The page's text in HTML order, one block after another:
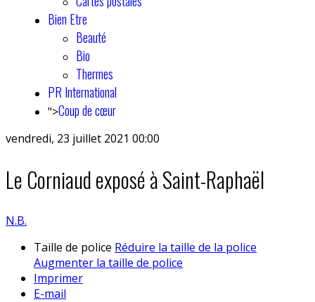
Bien Etre
Beauté
Bio
Thermes
PR International
">Coup de cœur
vendredi, 23 juillet 2021 00:00
Le Corniaud exposé à Saint-Raphaël
N.B.
Taille de police Réduire la taille de la police
Augmenter la taille de police
Imprimer
E-mail